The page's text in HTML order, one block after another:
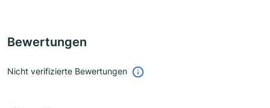
Bewertungen
Nicht verifizierte Bewertungen